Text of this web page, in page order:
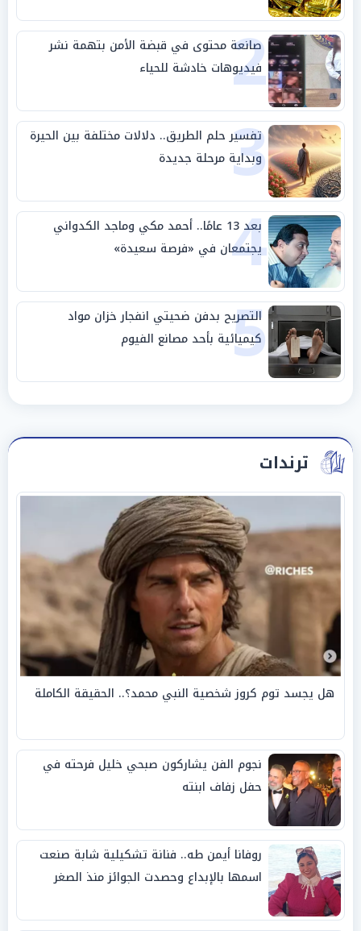
2
صانعة محتوى في قبضة الأمن بتهمة نشر
فيديوهات خادشة للحياء
3
تفسير حلم الطريق.. دلالات مختلفة بين الحيرة
وبداية مرحلة جديدة
4 بعد 13 عامًا.. أحمد مكي وماجد الكدواني
يجتمعان في «فرصة سعيدة»
5
التصريح بدفن ضحيتي انفجار خزان مواد
كيميائية بأحد مصانع الفيوم
ترندات
هل يجسد توم كروز شخصية النبي محمد؟.. الحقيقة الكاملة
نجوم الفن يشاركون صبحي خليل فرحته في
حفل زفاف ابنته
روفانا أيمن طه.. فنانة تشكيلية شابة صنعت
اسمها بالإبداع وحصدت الجوائز منذ الصغر